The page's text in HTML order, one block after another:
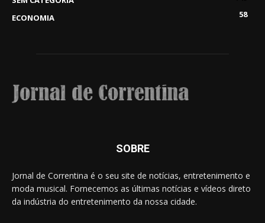
ECONOMIA
58
SOBRE
Jornal de Correntina é o seu site de notícias, entretenimento e
moda musical. Fornecemos as últimas notícias e vídeos direto
da indústria do entretenimento da nossa cidade.